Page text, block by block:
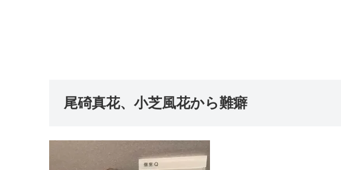
尾碕真花、小芝風花から難癖